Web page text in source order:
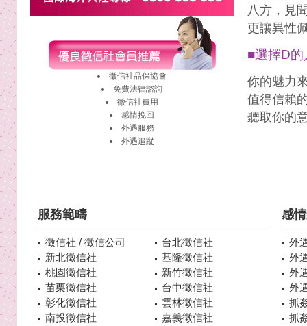
八方，見
更讓異性
■選擇D的
你的魅力
值得信賴
聽取你的
徵信社品保協會
免費法律諮詢
徵信社費用
感情挽回
外遇服務
外遇追蹤
服務範疇
徵信社 / 徵信公司
台北徵信社
新北徵信社
基隆徵信社
桃園徵信社
新竹徵信社
苗栗徵信社
台中徵信社
彰化徵信社
雲林徵信社
南投徵信社
嘉義徵信社
感
外
外
外
外
抓
抓